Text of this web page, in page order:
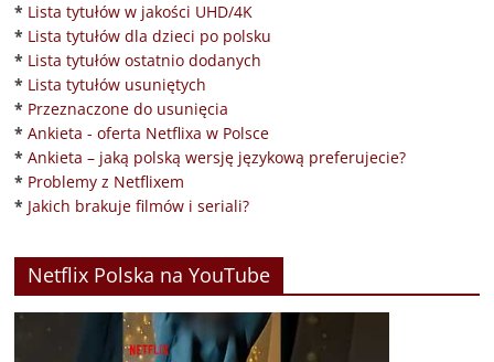
* Lista tytułów w jakości UHD/4K
* Lista tytułów dla dzieci po polsku
* Lista tytułów ostatnio dodanych
* Lista tytułów usuniętych
* Przeznaczone do usunięcia
* Ankieta - oferta Netflixa w Polsce
* Ankieta – jaką polską wersję językową preferujecie?
* Problemy z Netflixem
* Jakich brakuje filmów i seriali?
Netflix Polska na YouTube